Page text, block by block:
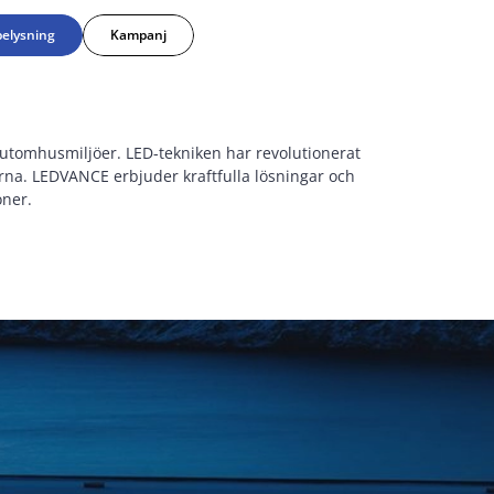
Kampanj
LED-tekniken har revolutionerat
LEDVANCE erbjuder kraftfulla lösningar och